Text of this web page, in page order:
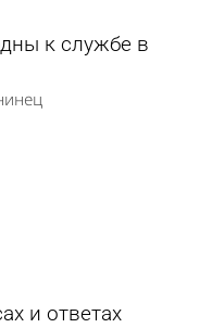
к службе в
и ответах